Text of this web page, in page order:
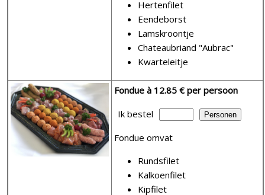
Hertenfilet
Eendeborst
Lamskroontje
Chateaubriand "Aubrac"
Kwarteleitje
Fondue à 12.85 € per persoon
Ik bestel
Fondue omvat
Rundsfilet
Kalkoenfilet
Kipfilet